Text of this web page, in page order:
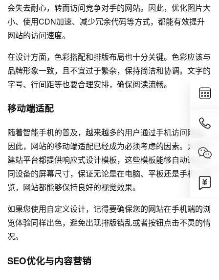
会失去耐心，转而访问竞争对手的网站。因此，优化图片大
小、使用CDN加速、减少冗余代码等方式，都能有效提升
网站的访问速度。
在设计方面，色彩搭配和排版布局也十分关键。色彩应该与
品牌形象一致，且不宜过于繁杂，保持简洁和协调。文字的
字号、行间距等也要合理安排，确保阅读流畅。
移动端适配
随着智能手机的普及，越来越多的用户通过手机访问网站。
因此，网站的移动端适配已经成为必须考虑的因素。大部分
建站平台都提供响应式设计模板，这些模板能够自动适应不
同设备的屏幕尺寸，保证无论是在电脑、平板还是手机上浏
览，网站都能够保持良好的视觉效果。
如果您使用自定义设计，记得要确保您的网站在手机端的浏
览体验同样出色，避免出现排版错乱或者按钮点击不灵的情
况。
SEO优化与内容营销